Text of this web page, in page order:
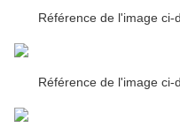
Référence de l'image
Référence de l'image